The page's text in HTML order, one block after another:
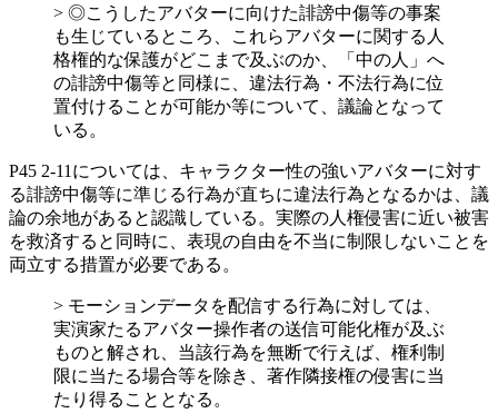
> ◎こうしたアバターに向けた誹謗中傷等の事案
も生じているところ、これらアバターに関する人
格権的な保護がどこまで及ぶのか、「中の人」へ
の誹謗中傷等と同様に、違法行為・不法行為に位
置付けることが可能か等について、議論となって
いる。
P45 2-11については、キャラクター性の強いアバターに対す
る誹謗中傷等に準じる行為が直ちに違法行為となるかは、議
論の余地があると認識している。実際の人権侵害に近い被害
を救済すると同時に、表現の自由を不当に制限しないことを
両立する措置が必要である。
> モーションデータを配信する行為に対しては、
実演家たるアバター操作者の送信可能化権が及ぶ
ものと解され、当該行為を無断で行えば、権利制
限に当たる場合等を除き、著作隣接権の侵害に当
たり得ることとなる。